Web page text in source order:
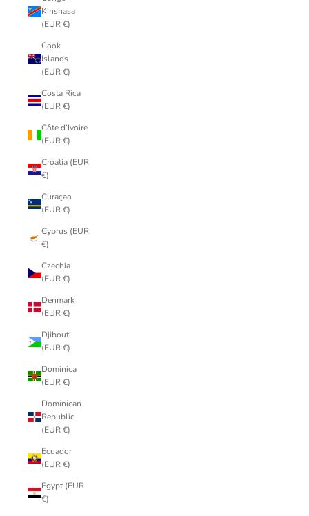
Kinshasa
(EUR €)
Cook
Islands
(EUR €)
Costa Rica
(EUR €)
Côte d’Ivoire
(EUR €)
Croatia (EUR
€)
Curaçao
(EUR €)
Cyprus (EUR
€)
Czechia
(EUR €)
Denmark
(EUR €)
Djibouti
(EUR €)
Dominica
(EUR €)
Dominican
Republic
(EUR €)
Ecuador
(EUR €)
Egypt (EUR
€)